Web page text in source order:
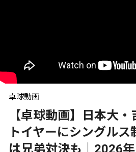
卓球動画
【卓球動画】日本大
トイヤーにシングル
は兄弟対決も｜2026